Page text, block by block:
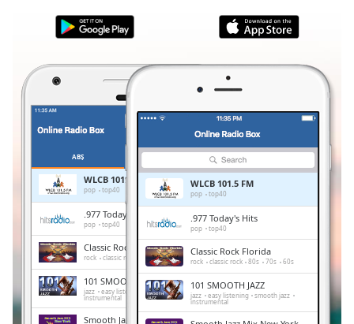
Duration-:-
0.00%
Stream
TypeLIVE
Seek to
LIVE
Remaining
Time-
Playback
Chapters
ABŞ
WLCB 101.5 FM
pop top40
.977 Today's Hits
pop top40
Classic Rock Florida
rock classic rock 80s 70s 60s
101 SMOOTH JAZZ
jazz easy listening smooth jazz
instrumental
Smooth Jazz Mix New York
WLCB 101.5 FM
pop top40
.977 Today's Hits
pop top40
Classic Rock Florida
rock classic rock 80s 70s 60s
101 SMOOTH JAZZ
jazz easy listening smooth jazz
instrumental